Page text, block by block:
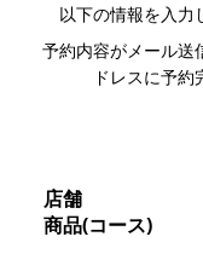
以下の情報を入力
予約内容がメール送
ドレスに予約
店舗
商品(コース)